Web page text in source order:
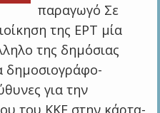
παραγωγό Σε
της ΕΡΤ μία
της δημόσιας
δημοσιογράφο-
για την